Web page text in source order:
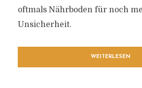
oftmals Nährboden für noch
Unsicherheit.
WEITERLESEN